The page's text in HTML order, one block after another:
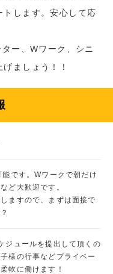
します。安心して応
ー、Wワーク、シニ
ましょう！！
です。Wワークで朝だけ
ど大歓迎です。
ますので、まずは面接で
ジュールを提出して頂くの
様の行事などプライベー
軟に働けます！